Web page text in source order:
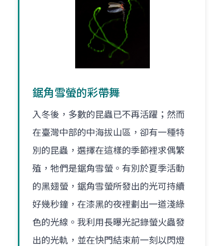
鋸角雪螢的彩帶舞
入冬後，多數的昆蟲已不再活躍；然而
在臺灣中部的中海拔山區，卻有一種特
別的昆蟲，選擇在這樣的季節裡求偶繁
殖，牠們是鋸角雪螢。有別於夏季活動
的黑翅螢，鋸角雪螢所發出的光可持續
好幾秒鐘，在漆黑的夜裡劃出一道淺綠
色的光線。我利用長曝光記錄螢火蟲發
出的光軌，並在快門結束前一刻以閃燈